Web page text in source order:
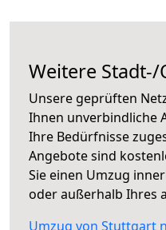
Weitere
Unsere geprüften
Ihnen unverbindliche
Ihre Bedürfnisse
Angebote sind
Sie einen Umzug
oder außerhalb Ihres
Umzug von Stuttgart